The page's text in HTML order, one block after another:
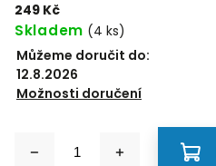
249 Kč
Skladem (4 ks)
Můžeme doručit do:
12.8.2026
Možnosti doručení